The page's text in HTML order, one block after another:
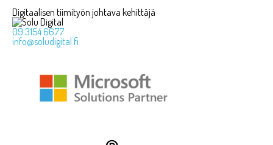
Digitaalisen tiimityön johtava kehittäjä
09 3154 6677
info@soludigital.fi